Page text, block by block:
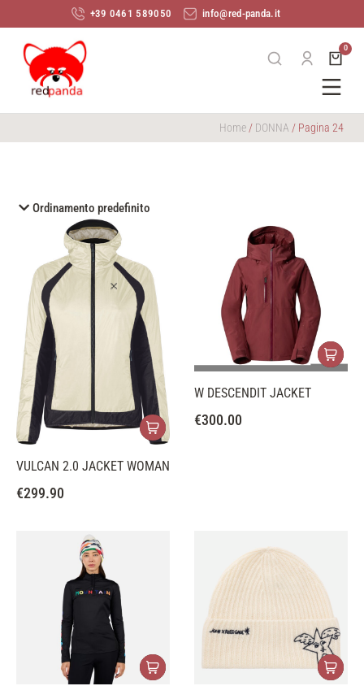
+39 0461 589050 info@red-panda.it
Home / DONNA / Pagina 24
VULCAN 2.0 JACKET WOMAN
€299.90
W DESCENDIT JACKET
€300.00